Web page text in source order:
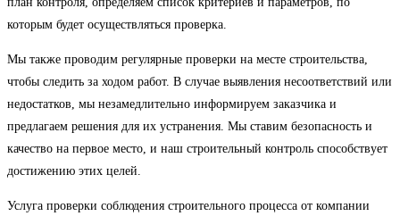
которым будет осуществляться проверка.
Мы также проводим регулярные проверки на месте строительства,
чтобы следить за ходом работ. В случае выявления несоответствий или
недостатков, мы незамедлительно информируем заказчика и
предлагаем решения для их устранения. Мы ставим безопасность и
качество на первое место, и наш строительный контроль способствует
достижению этих целей.
Услуга проверки соблюдения строительного процесса от компании